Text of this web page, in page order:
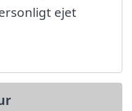
ejet